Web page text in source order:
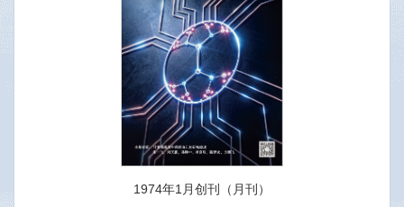
1974年1月创刊（月刊）